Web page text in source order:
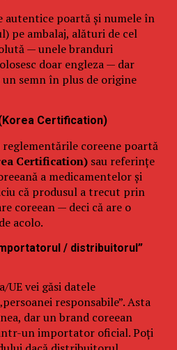
autentice poartă și numele în
pe ambalaj, alături de cel
— unele branduri
doar engleza — dar
semn în plus de origine
Certification)
coreene poartă
Certification)sau referințe
a medicamentelor și
că produsul a trecut prin
coreean — deci că are o
acolo.
/ distribuitorul”
UE vei găsi datele
responsabile”. Asta
dar un brand coreean
un importator oficial. Poți